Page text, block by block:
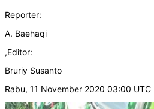
Reporter:
A. Baehaqi
,Editor:
Bruriy Susanto
Rabu, 11 November 2020 03:00 UTC